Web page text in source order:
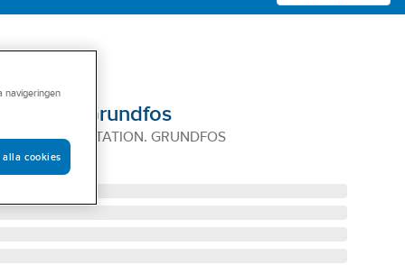
pump, Grundfos
PUMPSTATION. GRUNDFOS
navigeringen
alla cookies